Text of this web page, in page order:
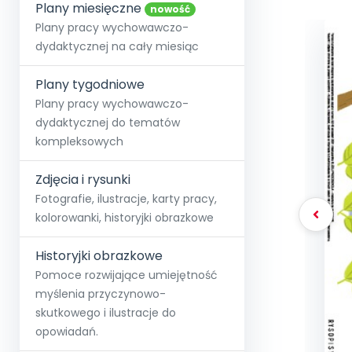
Społeczność
+48 12 631 04 10
kontakt@blizejprzedszkola.pl
O miesięczniku
Strona główna
Strefy,
O Akademii
Akademia
Poznaj pakiet MAX
Testuj przez 7 dni
E-
Pełen
Wszystkie projekty
Skontaktuj się
Dodaj wpis
Plany miesięczne nowość
Plany pracy wychowawczo-
dydaktycznej na cały miesiąc
Plany tygodniowe
Plany pracy wychowawczo-
dydaktycznej do tematów
kompleksowych
Zdjęcia i rysunki
Fotografie, ilustracje, karty pracy,
kolorowanki, historyjki obrazkowe
Historyjki obrazkowe
Pomoce rozwijające umiejętność
myślenia przyczynowo-
skutkowego i ilustracje do
opowiadań.